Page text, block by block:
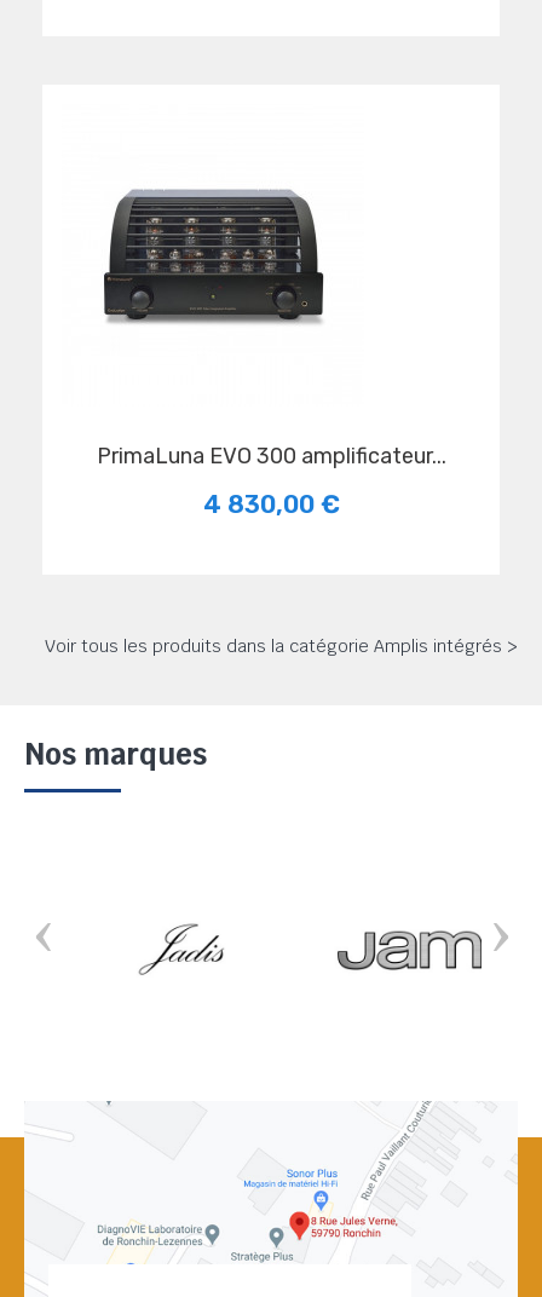
PrimaLuna EVO 300 amplificateur...
4 830,00 €
Voir tous les produits dans la catégorie Amplis intégrés >
Nos marques